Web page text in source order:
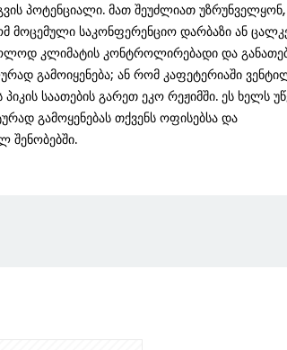
პოტენციალი. მათ შეუძლიათ უზრუნველყონ,
მოცემული საკონფერენციო დარბაზი ან
კლიმატის კონტროლირებადი და
გამოიყენება; ან რომ კაფეტერიაში
პიკის საათების გარეთ ეკო რეჟიმში. ეს ხელს
გამოყენებას თქვენს ოფისებსა და
შენობებში.